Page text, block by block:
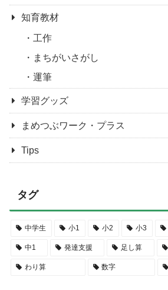
知育教材
工作
まちがいさがし
運筆
学習グッズ
まめつぶワーク・プラス
Tips
タグ
中学生 小1 小2 小3
中1 発達支援 足し算
わり算 数字